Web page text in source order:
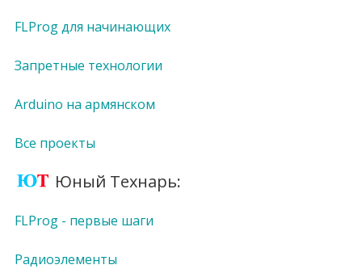
FLProg для начинающих
Запретные технологии
Arduino на армянском
Все проекты
Юный Технарь:
FLProg - первые шаги
Радиоэлементы